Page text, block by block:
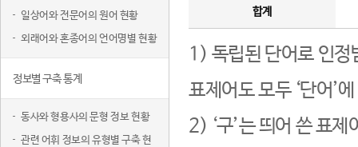
일상어와 전문어의 원어 현황
외래어와 혼종어의 언어명별 현황
정보별 구축 통계
동사와 형용사의 문형 정보 현황
관련 어휘 정보의 유형별 구축 현
합계
1) 독립된 단어로 인정
표제어도 모두 ‘단어’
2) ‘구’는 띄어 쓴 표